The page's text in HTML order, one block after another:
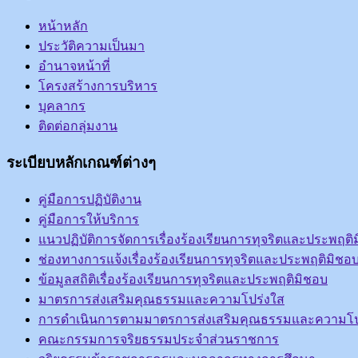
หน้าหลัก
ประวัติความเป็นมา
อำนาจหน้าที่
โครงสร้างการบริหาร
บุคลากร
ติดต่อกลุ่มงาน
ระเบียบหลักเกณฑ์ต่างๆ
คู่มือการปฏิบัติงาน
คู่มือการให้บริการ
แนวปฏิบัติการจัดการเรื่องร้องเรียนการทุจริตและประพฤ
ช่องทางการแจ้งเรื่องร้องเรียนการทุจริตและประพฤติมิชอบ
ข้อมูลสถิติเรื่องร้องเรียนการทุจริตและประพฤติมิชอบ
มาตรการส่งเสริมคุณธรรมและความโปร่งใส
การดำเนินการตามมาตรการส่งเสริมคุณธรรมและความโ
คณะกรรมการจริยธรรมประจำส่วนราชการ